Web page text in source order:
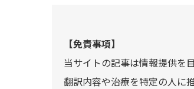
【免責事項】
当サイトの記事は情報提供を
翻訳内容や治療を特定の人に